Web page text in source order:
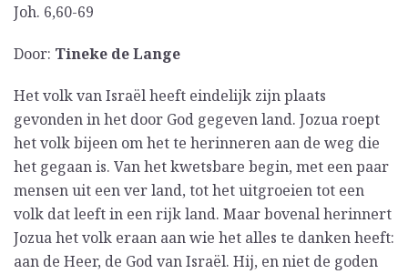
Joh. 6,60-69
Door: Tineke de Lange
Het volk van Israël heeft eindelijk zijn plaats
gevonden in het door God gegeven land. Jozua roept
het volk bijeen om het te herinneren aan de weg die
het gegaan is. Van het kwetsbare begin, met een paar
mensen uit een ver land, tot het uitgroeien tot een
volk dat leeft in een rijk land. Maar bovenal herinnert
Jozua het volk eraan aan wie het alles te danken heeft:
aan de Heer, de God van Israël. Hij, en niet de goden